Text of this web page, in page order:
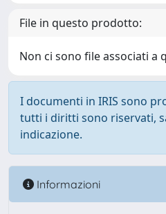
File in questo prodotto:
Non ci sono file associati a
I documenti in IRIS sono
tutti i diritti sono riservati,
indicazione.
Informazioni